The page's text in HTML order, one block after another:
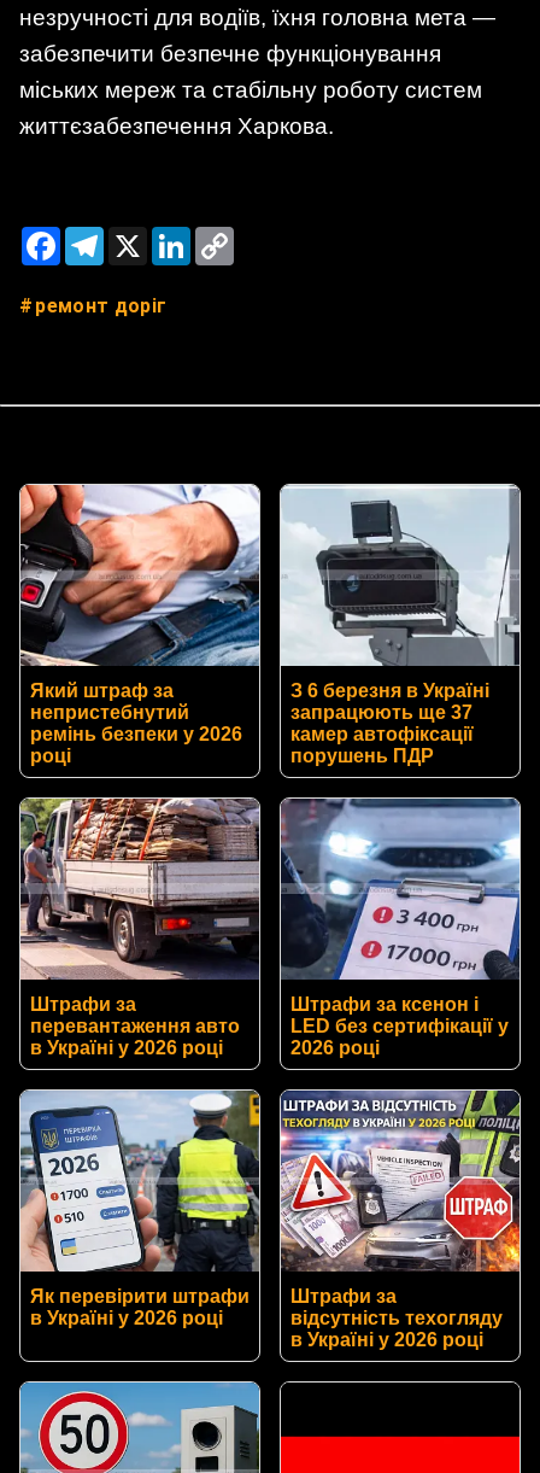
незручності для водіїв, їхня головна мета —
забезпечити безпечне функціонування
міських мереж та стабільну роботу систем
життєзабезпечення Харкова.
FacebookTelegram
X LinkedIn
ремонт доріг
Який штраф за
непристебнутий
ремінь безпеки у 2026
році
З 6 березня в Україні
запрацюють ще 37
камер автофіксації
порушень ПДР
Штрафи за
перевантаження авто
в Україні у 2026 році
Штрафи за ксенон і
LED без сертифікації у
2026 році
Як перевірити штрафи
в Україні у 2026 році
Штрафи за
відсутність техогляду
в Україні у 2026 році